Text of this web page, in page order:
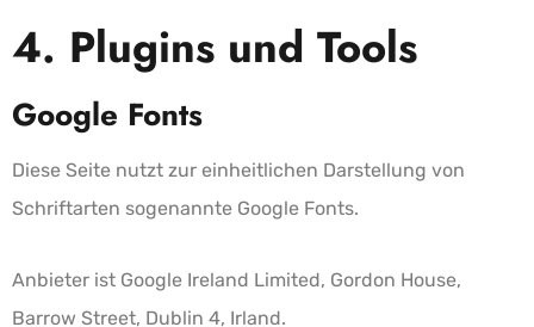
4. Plugins und Tools
Google Fonts
Diese Seite nutzt zur einheitlichen Darstellung von
Schriftarten sogenannte Google Fonts.
Anbieter ist Google Ireland Limited, Gordon House,
Barrow Street, Dublin 4, Irland.